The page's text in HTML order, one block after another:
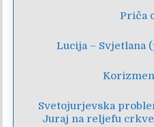
Priča
Lucija – Svjetlana
Svetojurjevska
Juraj na reljefu